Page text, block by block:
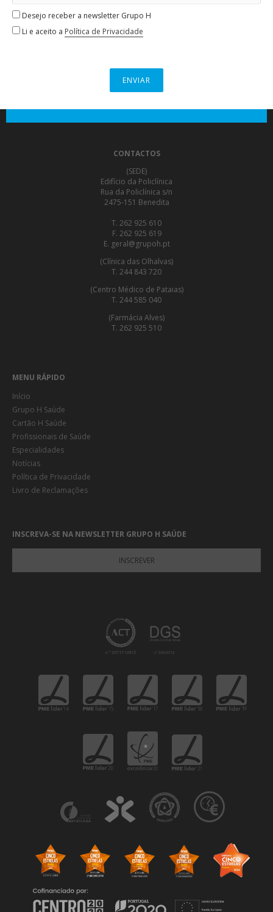
Desejo receber a newsletter Grupo H
Li e aceito a Política de Privacidade
ENVIAR
CONTACTOS
(SEDE)
Edifício da Policlínica
Rua da Policlínica s/n
2475-151 Benedita
T. 262 925 610
F. 262 925 619
E. geral@grupoh.pt
(Clínica das Olhalvas)
T. 244 843 720
(Centro Médico de Pataias)
T. 244 585 040
(Farmácia Alves)
T. 262 925 510
MENU RÁPIDO
Início
Grupo H Saúde
Cartão H Saúde
Profissionais de Saúde
Especialidades
Notícias
Política de Privacidade
Livro de Reclamações
INSCREVA-SE NA NEWSLETTER GRUPO H SAÚDE
INSCREVER